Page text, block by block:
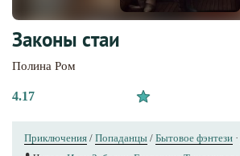
Законы стаи
Полина Ром
4.17
Приключения / Попаданцы / Бытовое фэнтези ·